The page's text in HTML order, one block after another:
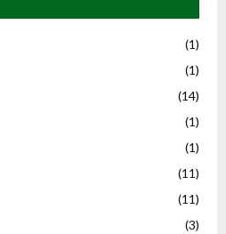
(1)
(1)
(14)
(1)
(1)
(11)
(11)
(3)